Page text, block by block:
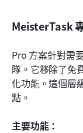
MeisterTask
Pro 方案針對需
隊。它移除了免
化功能。這個層
點。
主要功能：